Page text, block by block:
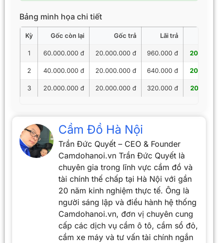
Bảng minh họa chi tiết
Kỳ Gốc còn lại Gốc trả Lãi trả
1 60.000.000 đ 20.000.000 đ 960.000 đ
2 40.000.000 đ 20.000.000 đ 640.000 đ
3 20.000.000 đ 20.000.000 đ 320.000 đ
Cầm Đồ Hà Nội
Trần Đức Quyết – CEO & Founder
Camdohanoi.vn Trần Đức Quyết là
chuyên gia trong lĩnh vực cầm đồ và
tài chính thế chấp tại Hà Nội với gần
20 năm kinh nghiệm thực tế. Ông là
người sáng lập và điều hành hệ thống
Camdohanoi.vn, đơn vị chuyên cung
cấp các dịch vụ cầm ô tô, cầm sổ đỏ,
cầm xe máy và tư vấn tài chính ngắn